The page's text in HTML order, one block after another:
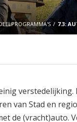
7.3:
van Stad en
de (vracht)auto.